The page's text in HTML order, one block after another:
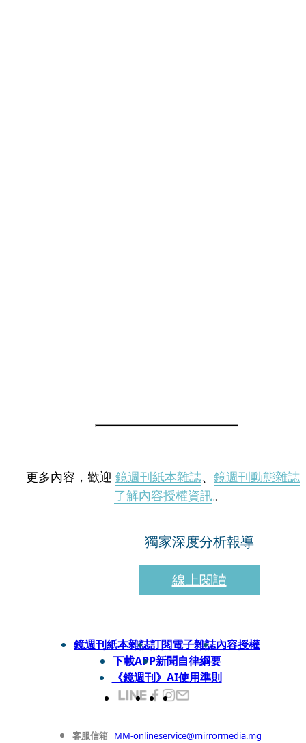
更多內容，歡迎 鏡週刊紙本雜誌、 鏡週刊動態雜誌
了解內容授權資訊。
獨家深度分析報導
線上閱讀
鏡週刊紙本雜誌訂閱電子雜誌內容授權
下載APP新聞自律綱要
《鏡週刊》AI使用準則
客服信箱 MM-onlineservice@mirrormedia.mg